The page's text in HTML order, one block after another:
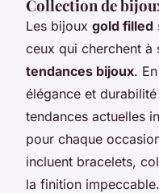
Collection de
Les bijoux gold filled
ceux qui cherchent à
tendances bijoux.
élégance et
tendances actuelles
pour chaque
incluent bracelets,
la finition